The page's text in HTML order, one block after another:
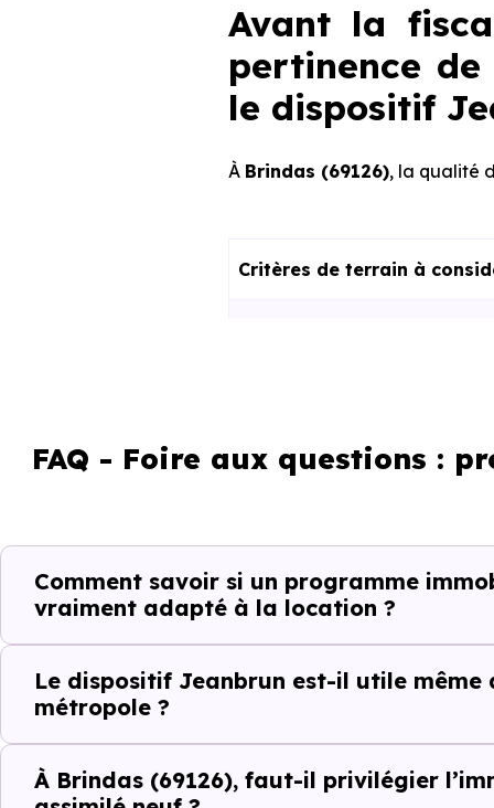
Avant la
pertinence
le dispositif
À Brindas (69126), la qualité
Critères de terrain à
La proximité des commerces
La qualité résidentielle du
Le type de logements le plus
Ledispositif Jeanbrun
FAQ - Foire aux questions :
Comment savoir si un programme
vraiment adapté à la location ?
Le dispositif Jeanbrun est-il utile même
métropole ?
À Brindas (69126), faut-il privilégier